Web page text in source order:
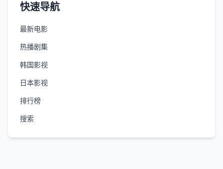
快速导航
最新电影
热播剧集
韩国影视
日本影视
排行榜
搜索